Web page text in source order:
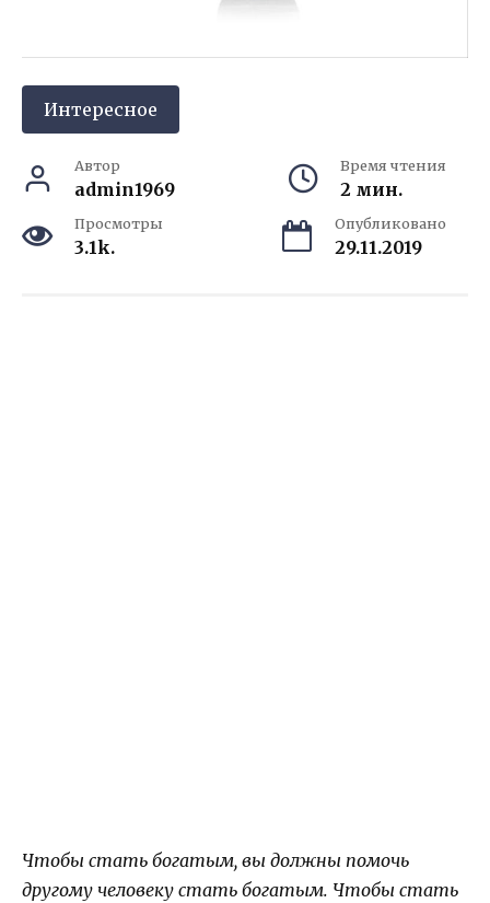
Интересное
Автор
admin1969
Время чтения
2 мин.
Просмотры
3.1k.
Опубликовано
29.11.2019
Чтобы стать богатым, вы должны помочь
другому человеку стать богатым. Чтобы стать